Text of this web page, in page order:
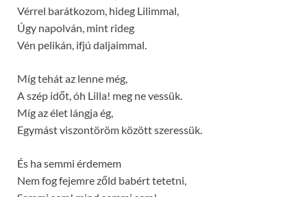
Vérrel barátkozom, hideg Lilimmal,
Úgy napolván, mint rideg
Vén pelikán, ifjú daljaimmal.
Míg tehát az lenne még,
A szép időt, óh Lilla! meg ne vessük.
Míg az élet lángja ég,
Egymást viszontöröm között szeressük.
És ha semmi érdemem
Nem fog fejemre zőld babért tetetni,